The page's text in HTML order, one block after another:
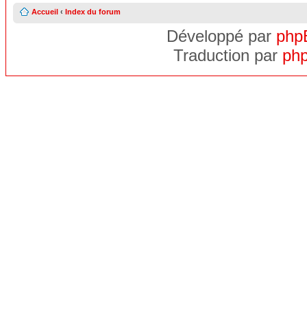
Accueil ‹ Index du forum
Développé par
Traduction par